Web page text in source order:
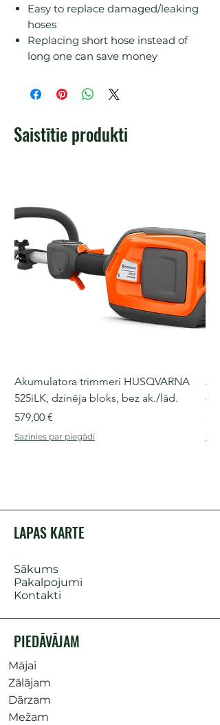
Easy to replace damaged/leaking
hoses
Replacing short hose instead of
long one can save money
Saistītie produkti
Akumulatora trimmeri HUSQVARNA
525iLK, dzinēja bloks, bez ak./lād.
Cena
579,00 €
Sazinies par piegādi
LAPAS KARTE
Sākums
Pakalpojumi
Kontakti
PIEDĀVĀJAM
Mājai
Zālājam
Dārzam
Mežam